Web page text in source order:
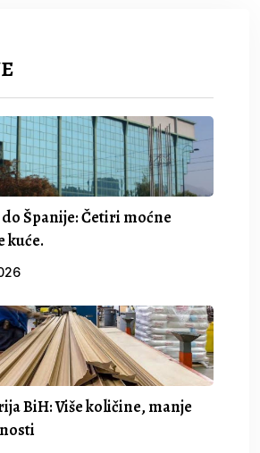
Španije: Četiri moćne
kuće.
BiH: Više količine, manje